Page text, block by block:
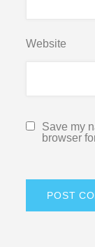
Website
Save my
browser